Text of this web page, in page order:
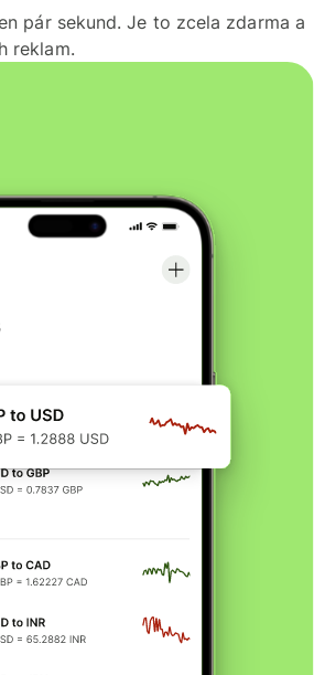
pár sekund. Je to zcela zdarma a
reklam.